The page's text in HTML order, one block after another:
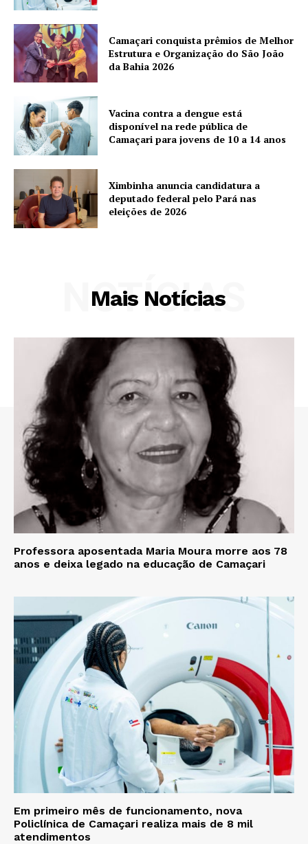
Camaçari conquista prêmios de Melhor
Estrutura e Organização do São João
da Bahia 2026
Vacina contra a dengue está
disponível na rede pública de
Camaçari para jovens de 10 a 14 anos
Ximbinha anuncia candidatura a
deputado federal pelo Pará nas
eleições de 2026
Mais Notícias
NOTÍCIAS
Professora aposentada Maria Moura morre aos 78
anos e deixa legado na educação de Camaçari
Em primeiro mês de funcionamento, nova
Policlínica de Camaçari realiza mais de 8 mil
atendimentos